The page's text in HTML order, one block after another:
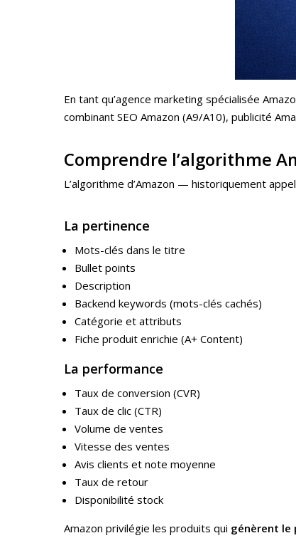
En tant qu’agence marketing spécialisée
combinant SEO Amazon (A9/A10), publicité
Comprendre l’algorithme
L’algorithme d’Amazon — historiquement
La pertinence
Mots-clés dans le titre
Bullet points
Description
Backend keywords (mots-clés cachés)
Catégorie et attributs
Fiche produit enrichie (A+ Content)
La performance
Taux de conversion (CVR)
Taux de clic (CTR)
Volume de ventes
Vitesse des ventes
Avis clients et note moyenne
Taux de retour
Disponibilité stock
Amazon privilégie les produits qui génèrent le